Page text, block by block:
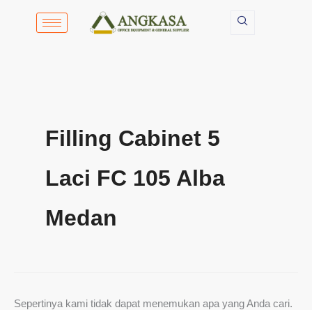
Filling Cabinet 5
Laci FC 105 Alba
Medan
Sepertinya kami tidak dapat menemukan apa yang Anda cari.